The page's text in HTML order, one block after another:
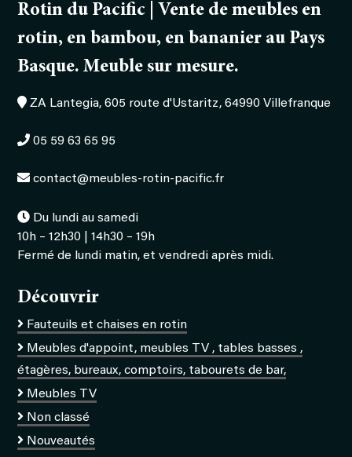
Rotin du Pacific | Vente de meubles en
rotin, en bambou, en bananier au Pays
Basque. Meuble sur mesure.
ZA Lantegia, 605 route d'Ustaritz, 64990 Villefranque
05 59 63 65 95
contact@meubles-rotin-pacific.fr
Du lundi au samedi
10h – 12h30 | 14h30 – 19h
Fermé de lundi matin, et vendredi après midi.
Découvrir
Fauteuils et chaises en rotin
Meubles d'appoint, meubles TV , tables basses ,
étagères, bureaux, comptoirs, tabourets de bar,
Meubles TV
Non classé
Nouveautés